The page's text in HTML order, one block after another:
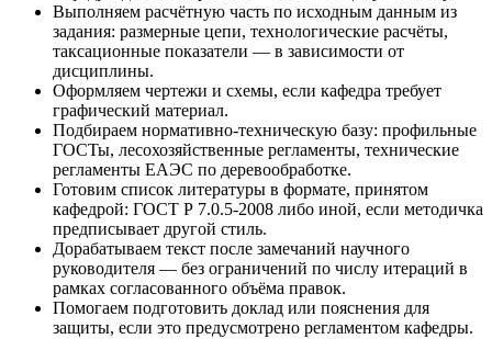
Выполняем расчётную часть по исходным данным из
задания: размерные цепи, технологические расчёты,
таксационные показатели — в зависимости от
дисциплины.
Оформляем чертежи и схемы, если кафедра требует
графический материал.
Подбираем нормативно-техническую базу: профильные
ГОСТы, лесохозяйственные регламенты, технические
регламенты ЕАЭС по деревообработке.
Готовим список литературы в формате, принятом
кафедрой: ГОСТ Р 7.0.5-2008 либо иной, если методичка
предписывает другой стиль.
Дорабатываем текст после замечаний научного
руководителя — без ограничений по числу итераций в
рамках согласованного объёма правок.
Помогаем подготовить доклад или пояснения для
защиты, если это предусмотрено регламентом кафедры.